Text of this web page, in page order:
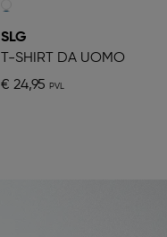
SLG
T-SHIRT DA UOMO
€ 24,95